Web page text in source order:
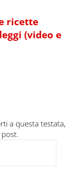
ricette
(video e
a questa testata,